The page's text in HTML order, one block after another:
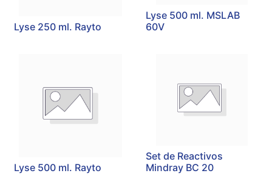
Lyse 250 ml. Rayto
Lyse 500 ml. MSLAB
60V
Lyse 500 ml. Rayto
Set de Reactivos
Mindray BC 20